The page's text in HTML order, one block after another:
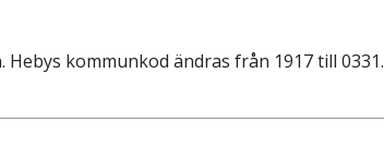
kommunkod ändras från 1917 till 0331.